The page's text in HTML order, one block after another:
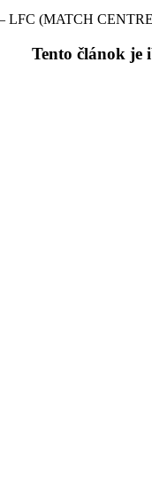
Tento článok je